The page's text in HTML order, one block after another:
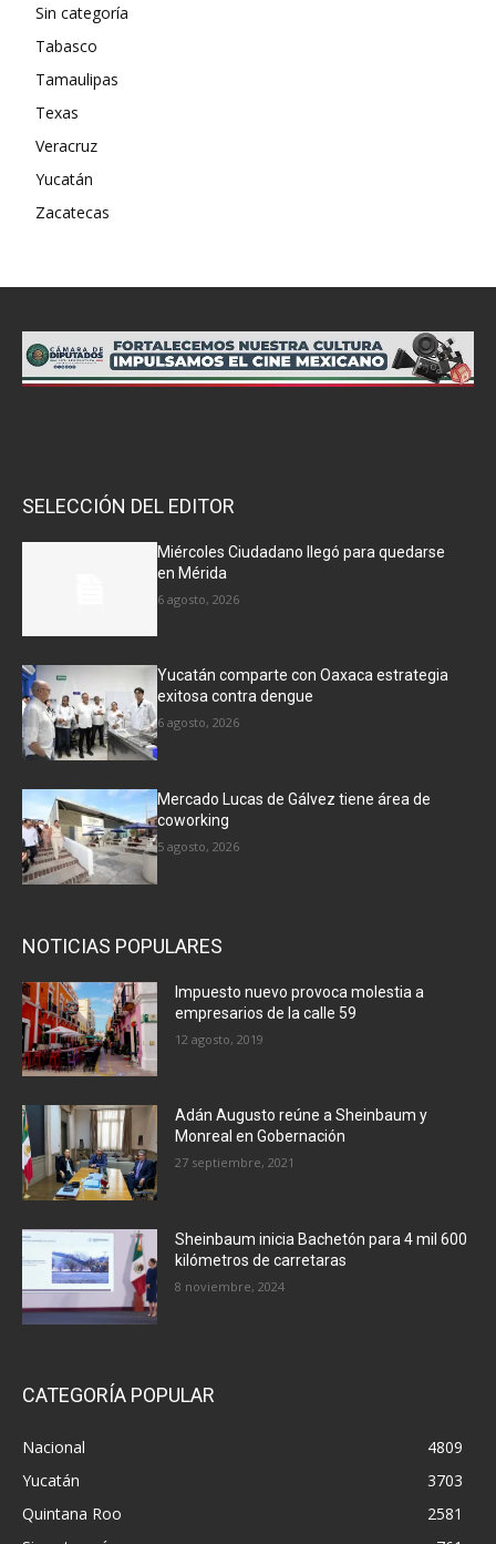
Sin categoría
Tabasco
Tamaulipas
Texas
Veracruz
Yucatán
Zacatecas
SELECCIÓN DEL EDITOR
Miércoles Ciudadano llegó para quedarse
en Mérida
6 agosto, 2026
Yucatán comparte con Oaxaca estrategia
exitosa contra dengue
6 agosto, 2026
Mercado Lucas de Gálvez tiene área de
coworking
5 agosto, 2026
NOTICIAS POPULARES
Impuesto nuevo provoca molestia a
empresarios de la calle 59
12 agosto, 2019
Adán Augusto reúne a Sheinbaum y
Monreal en Gobernación
27 septiembre, 2021
Sheinbaum inicia Bachetón para 4 mil 600
kilómetros de carretaras
8 noviembre, 2024
CATEGORÍA POPULAR
Nacional
4809
Yucatán
3703
Quintana Roo
2581